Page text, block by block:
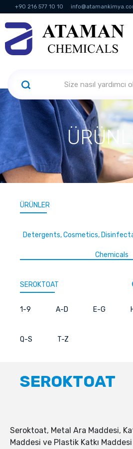
+90 216 577 10 10
KVKK Politikası Bilgi Toplumu
ÜRÜNLER
Detergents, Cosmetics,
Chemicals
SEROKTOAT
1-9 A-D E-G
Q-S T-Z
SEROKTOAT
Seroktoat, Metal Ara Maddesi,
Maddesi ve Plastik Katkı Maddesi